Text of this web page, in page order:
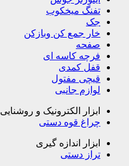
تفنگ میخکوب
جک
خار جمع کن وبازکن
صفحه
فرچه کاسه ای
قفل کمدی
قیچی مفتول
لوازم جانبی
ابزار الکترونیک و روشنایی
چراغ قوه دستی
ابزار اندازه گیری
تراز دستی